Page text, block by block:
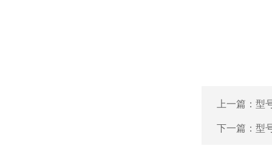
上一篇： 型
下一篇： 型